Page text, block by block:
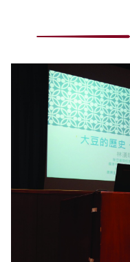
《新亞．新知》
社交媒體專欄
《新亞書院概覽》